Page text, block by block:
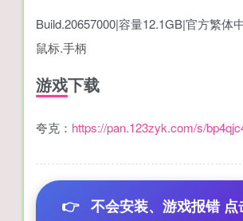
Build.20657000|容量12.1GB|官方繁体
鼠标.手柄
游戏下载
夸克： https://pan.123zyk.com/s/
👉 不会安装、游戏报错